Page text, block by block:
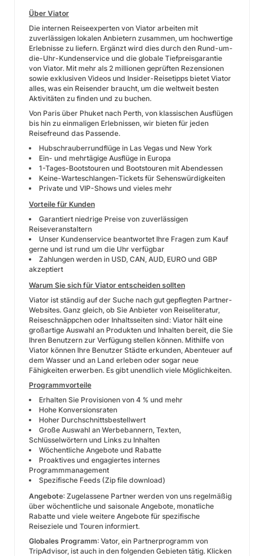
Über Viator
Die internen Reiseexperten von Viator arbeiten mit
zuverlässigen lokalen Anbietern zusammen, um hochwertige
Erlebnisse zu liefern. Ergänzt wird dies durch den Rund-um-
die-Uhr-Kundenservice und die globale Tiefpreisgarantie
von Viator. Mit mehr als 2 millionen geprüften Rezensionen
sowie exklusiven Videos und Insider-Reisetipps bietet Viator
alles, was ein Reisender braucht, um die weltweit besten
Aktivitäten zu finden und zu buchen.
Von Paris über Phuket nach Perth, von klassischen Ausflügen
bis hin zu einmaligen Erlebnissen, wir bieten für jeden
Reisefreund das Passende.
Hubschrauberrundflüge in Las Vegas und New York
Ein- und mehrtägige Ausflüge in Europa
1-Tages-Bootstouren und Bootstouren mit Abendessen
Keine-Warteschlangen-Tickets für Sehenswürdigkeiten
Private und VIP-Shows und vieles mehr
Vorteile für Kunden
Garantiert niedrige Preise von zuverlässigen
Reiseveranstaltern
Unser Kundenservice beantwortet Ihre Fragen zum Kauf
gerne und ist rund um die Uhr verfügbar
Zahlungen werden in USD, CAN, AUD, EURO und GBP
akzeptiert
Warum Sie sich für Viator entscheiden sollten
Viator ist ständig auf der Suche nach gut gepflegten Partner-
Websites. Ganz gleich, ob Sie Anbieter von Reiseliteratur,
Reiseschnäppchen oder Inhaltsseiten sind: Viator hält eine
großartige Auswahl an Produkten und Inhalten bereit, die Sie
Ihren Benutzern zur Verfügung stellen können. Mithilfe von
Viator können Ihre Benutzer Städte erkunden, Abenteuer auf
dem Wasser und an Land erleben oder sogar neue
Fähigkeiten erwerben. Es gibt unendlich viele Möglichkeiten.
Programmvorteile
Erhalten Sie Provisionen von 4 % und mehr
Hohe Konversionsraten
Hoher Durchschnittsbestellwert
Große Auswahl an Werbebannern, Texten,
Schlüsselwörtern und Links zu Inhalten
Wöchentliche Angebote und Rabatte
Proaktives und engagiertes internes
Programmmanagement
Spezifische Feeds (Zip file download)
Angebote: Zugelassene Partner werden von uns regelmäßig
über wöchentliche und saisonale Angebote, monatliche
Rabatte und viele weitere Angebote für spezifische
Reiseziele und Touren informiert.
Globales Programm: Vator, ein Partnerprogramm von
TripAdvisor, ist auch in den folgenden Gebieten tätig. Klicken